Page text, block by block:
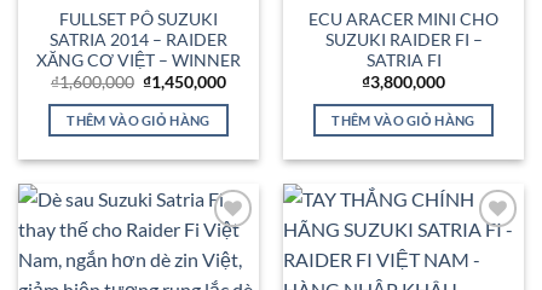
FULLSET PÔ SUZUKI
SATRIA 2014 – RAIDER
XĂNG CƠ VIỆT – WINNER
₫1,600,000 Giá
gốc
là:
₫1,600,000.
₫1,450,000Giá
tại
THÊM VÀO GIỎ HÀNG
ECU ARACER MINI CHO
SUZUKI RAIDER FI –
SATRIA FI
₫3,800,000
THÊM VÀO GIỎ HÀNG
Add to
Wishlist
Wishlist